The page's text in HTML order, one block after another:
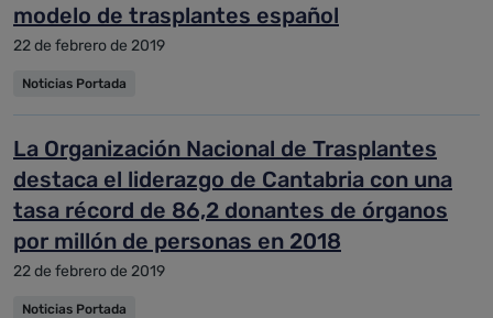
modelo de trasplantes español
22 de febrero de 2019
Noticias Portada
La Organización Nacional de Trasplantes
destaca el liderazgo de Cantabria con una
tasa récord de 86,2 donantes de órganos
por millón de personas en 2018
22 de febrero de 2019
Noticias Portada